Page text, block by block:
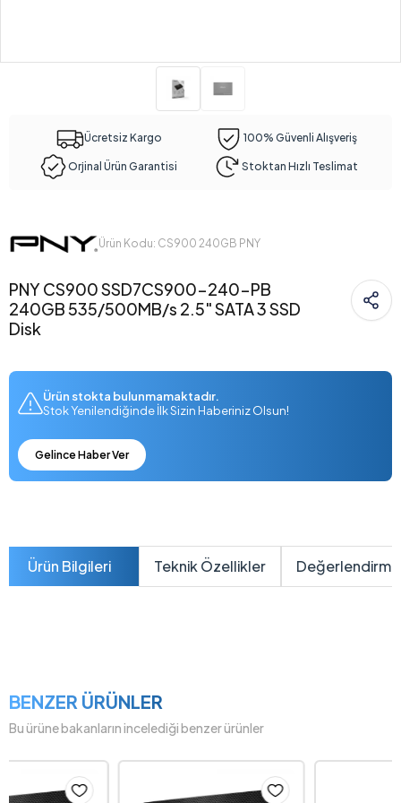
Ücretsiz Kargo 100% Güvenli Alışveriş
Orjinal Ürün Garantisi Stoktan Hızlı Teslimat
Ürün Kodu: CS900 240GB PNY
PNY CS900 SSD7CS900-240-PB
240GB 535/500MB/s 2.5" SATA 3 SSD
Disk
Ürün stokta bulunmamaktadır.
Stok Yenilendiğinde İlk Sizin Haberiniz Olsun!
Gelince Haber Ver
Ürün Bilgileri Teknik Özellikler
BENZER ÜRÜNLER
Bu ürüne bakanların incelediği benzer ürünler